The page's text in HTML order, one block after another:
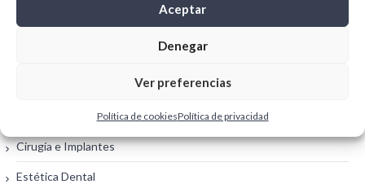
Aceptar
Denegar
Ver preferencias
Política de cookiesPolítica de privacidad
Blanqueamiento Dental
Cirugía e Implantes
Estética Dental